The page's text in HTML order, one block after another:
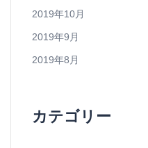
2019年10月
2019年9月
2019年8月
カテゴリー